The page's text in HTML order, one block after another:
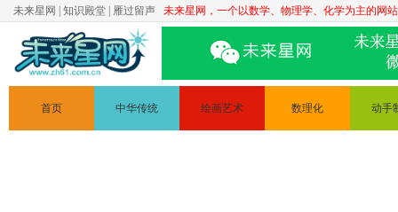
未来星网 知识殿堂 雁过留声 未来星网，一个以数学、物理学、化学为主的网
首页 中华传统 绘画艺术 数理化 动手